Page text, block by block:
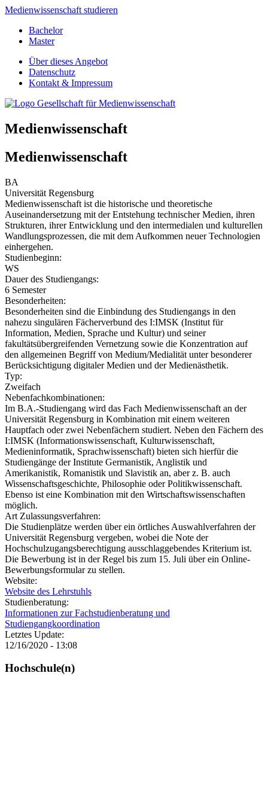
Medienwissenschaft studieren
Bachelor
Master
Über dieses Angebot
Datenschutz
Kontakt & Impressum
Medienwissenschaft
Medienwissenschaft
BA
Universität Regensburg
Medienwissenschaft ist die historische und theoretische
Auseinandersetzung mit der Entstehung technischer Medien, ihren
Strukturen, ihrer Entwicklung und den intermedialen und kulturellen
Wandlungsprozessen, die mit dem Aufkommen neuer Technologien
einhergehen.
Studienbeginn:
WS
Dauer des Studiengangs:
6 Semester
Besonderheiten:
Besonderheiten sind die Einbindung des Studiengangs in den
nahezu singulären Fächerverbund des I:IMSK (Institut für
Information, Medien, Sprache und Kultur) und seiner
fakultätsübergreifenden Vernetzung sowie die Konzentration auf
den allgemeinen Begriff von Medium/Medialität unter besonderer
Berücksichtigung digitaler Medien und der Medienästhetik.
Typ:
Zweifach
Nebenfachkombinationen:
Im B.A.-Studiengang wird das Fach Medienwissenschaft an der
Universität Regensburg in Kombination mit einem weiteren
Hauptfach oder zwei Nebenfächern studiert. Neben den Fächern des
I:IMSK (Informationswissenschaft, Kulturwissenschaft,
Medieninformatik, Sprachwissenschaft) bieten sich hierfür die
Studiengänge der Institute Germanistik, Anglistik und
Amerikanistik, Romanistik und Slavistik an, aber z. B. auch
Wissenschaftsgeschichte, Philosophie oder Politikwissenschaft.
Ebenso ist eine Kombination mit den Wirtschaftswissenschaften
möglich.
Art Zulassungsverfahren:
Die Studienplätze werden über ein örtliches Auswahlverfahren der
Universität Regensburg vergeben, wobei die Note der
Hochschulzugangsberechtigung ausschlaggebendes Kriterium ist.
Die Bewerbung ist in der Regel bis zum 15. Juli über ein Online-
Bewerbungsformular zu stellen.
Website:
Website des Lehrstuhls
Studienberatung:
Informationen zur Fachstudienberatung und
Studiengangkoordination
Letztes Update:
12/16/2020 - 13:08
Hochschule(n)